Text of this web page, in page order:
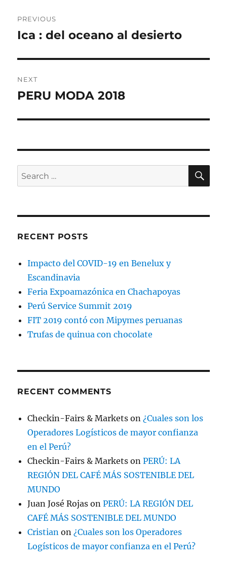
navigation
PREVIOUS
Previous
Ica : del oceano al desierto
NEXT
Next
PERU MODA 2018
Search
for:
RECENT POSTS
Impacto del COVID-19 en Benelux y
Escandinavia
Feria Expoamazónica en Chachapoyas
Perú Service Summit 2019
FIT 2019 contó con Mipymes peruanas
Trufas de quinua con chocolate
RECENT COMMENTS
Checkin-Fairs & Markets on¿Cuales son los
Operadores Logísticos de mayor confianza
en el Perú?
Checkin-Fairs & Markets onPERÚ: LA
REGIÓN DEL CAFÉ MÁS SOSTENIBLE DEL
MUNDO
Juan José Rojas onPERÚ: LA REGIÓN DEL
CAFÉ MÁS SOSTENIBLE DEL MUNDO
Cristian on¿Cuales son los Operadores
Logísticos de mayor confianza en el Perú?